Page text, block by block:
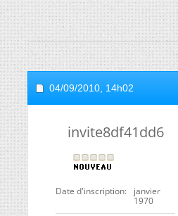
04/09/2010, 14h02
invite8df41dd6
Date d'inscription
janvier
1970